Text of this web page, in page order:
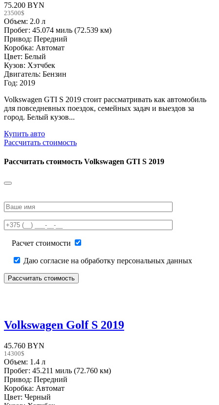
75.200 BYN
23500$
Объем: 2.0 л
Пробег: 45.074 миль (72.539 км)
Привод: Передний
Коробка: Автомат
Цвет: Белый
Кузов: Хэтчбек
Двигатель: Бензин
Год: 2019
Volkswagen GTI S 2019 стоит рассматривать как автомобиль
для повседневных поездок, семейных задач и выездов за
город. Белый кузов...
Купить авто
Рассчитать стоимость
Рассчитать стоимость Volkswagen GTI S 2019
leave
field
empty.
Расчет стоимости
Даю согласие на обработку персональных данных
Volkswagen Golf S 2019
45.760 BYN
14300$
Объем: 1.4 л
Пробег: 45.211 миль (72.760 км)
Привод: Передний
Коробка: Автомат
Цвет: Черный